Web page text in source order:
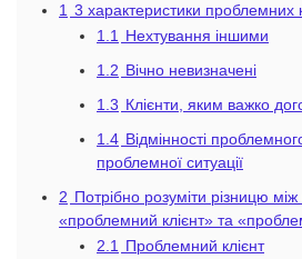
1 3 характеристики проблемних
1.1
Нехтування іншими
1.2 Вічно невизначені
1.3 Клієнти, яким важко
1.4 Відмінності
проблемної ситуації
2 Потрібно розуміти різницю
«проблемний клієнт» та
2.1
Проблемний клієнт